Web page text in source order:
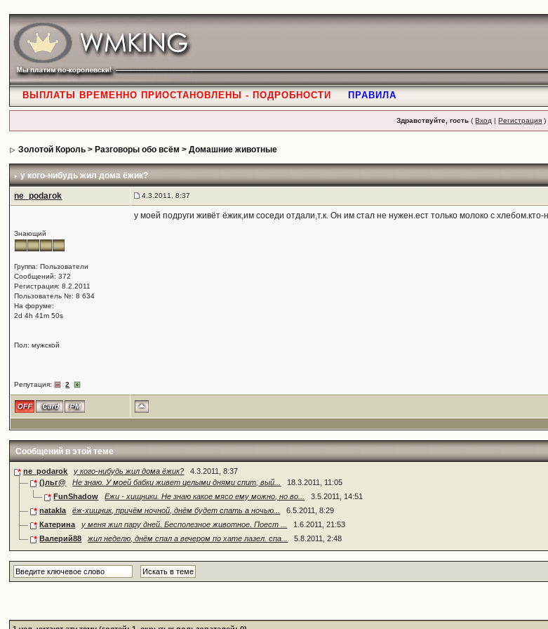
ВЫПЛАТЫ ВРЕМЕННО ПРИОСТАНОВЛЕНЫ - ПОДРОБНОСТИ ПРАВИЛА
Здравствуйте, гость (Вход |Регистрация )
Золотой Король > Разговоры обо всём >Домашние животные
у кого-нибудь жил дома ёжик?
ne_podarok 4.3.2011, 8:37
Знающий
Группа: Пользователи
Сообщений: 372
Регистрация: 8.2.2011
Пользователь №: 8 634
На форуме:
2d 4h 41m 50s
Пол: мужской
Репутация: 2
у моей подруги живёт ёжик,им соседи отдали,т.к. Он им стал не нужен.ест только молоко с хлебом.кто-
Сообщений в этой теме
ne_podarok у кого-нибудь жил дома ёжик?
4.3.2011, 8:37
()льг@
Не знаю. У моей бабки живет целыми днями спит, вый...
18.3.2011, 11:05
FunShadow
Ежи - хищники. Не знаю какое мясо ему можно, но во...
3.5.2011, 14:51
natakla
ёж-хищник, причём ночной, днём будет спать а ночью...
6.5.2011, 8:29
Катерина
у меня жил пару дней. Бесполезное животное. Поест ...
1.6.2011, 21:53
Валерий88
жил неделю, днём спал а вечером по хате лазел. спа... 5.8.2011, 2:48